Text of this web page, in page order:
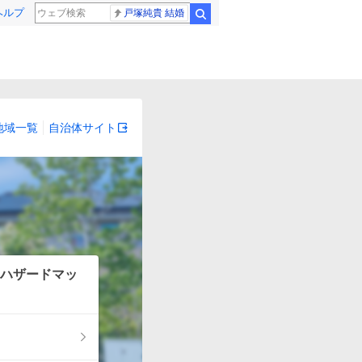
ルプ 戸塚純貴 結婚
域一覧 自治体サイト
ザードマッ